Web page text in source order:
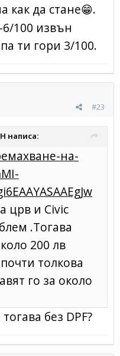
как да стане😁.
100 извън
ти гори 3/100.
#23
написа:
на-
црв и Civic
.Тогава
200 лв
толкова
го за около
без DPF?